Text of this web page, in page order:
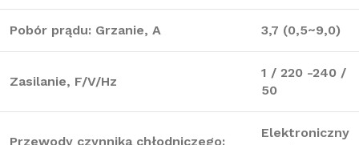
Pobór prądu: Grzanie, A 3,7 (0,5~9,0)
Zasilanie, F/V/Hz
1 / 220 -240 /
50
Przewody czynnika chłodniczego:
Elektroniczny